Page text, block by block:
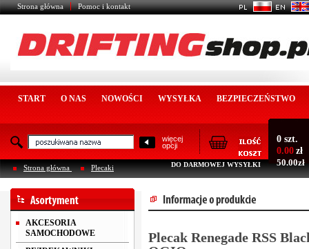
Strona główna Pomoc i kontakt
START O NAS NOWOŚCI WYSYŁKA BEZPIECZEŃSTWO
więcej
opcji
0 szt.
0.00 zł
DO DARMOWEJ WYSYŁKI 50.00zł
Strona główna Plecaki
AKCESORIA
SAMOCHODOWE
Plecak Renegade RSS